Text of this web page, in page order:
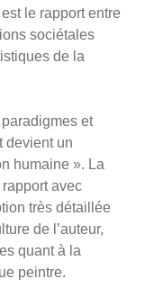
le rapport entre
sociétales
de la
paradigmes et
devient un
humaine ». La
avec
très détaillée
de l’auteur,
quant à la
peintre.